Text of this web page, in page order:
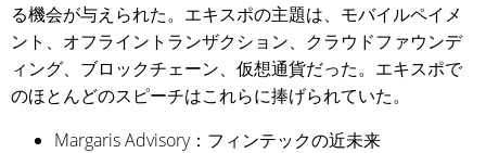
る機会が与えられた。エキスポの主題は、モバイルペイメ
ント、オフライントランザクション、クラウドファウンデ
ィング、ブロックチェーン、仮想通貨だった。エキスポで
のほとんどのスピーチはこれらに捧げられていた。
Margaris Advisory：フィンテックの近未来